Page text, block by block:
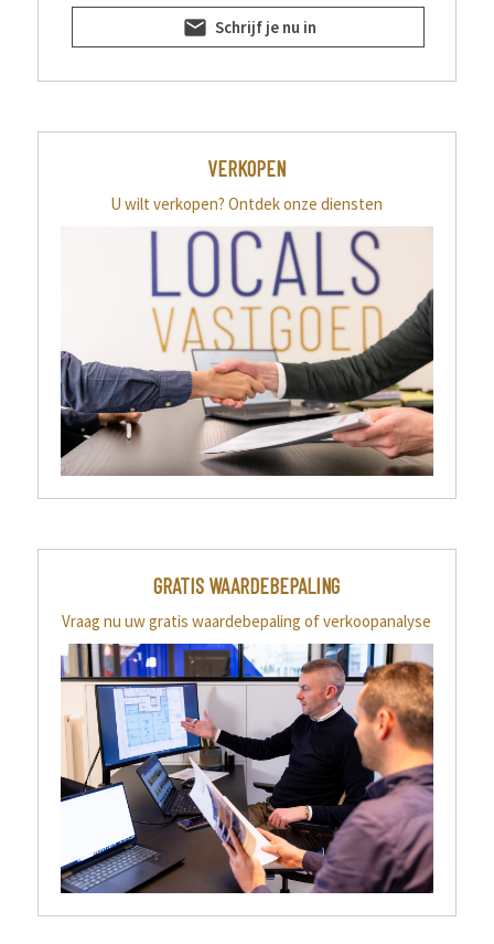
Schrijf je nu in
VERKOPEN
U wilt verkopen? Ontdek onze diensten
GRATIS WAARDEBEPALING
Vraag nu uw gratis waardebepaling of verkoopanalyse